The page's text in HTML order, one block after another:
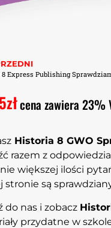
złcena zawiera 23%
Historia 8 GWO
razem z
większej ilości
stronie są
do nas i zobacz
przydatne w